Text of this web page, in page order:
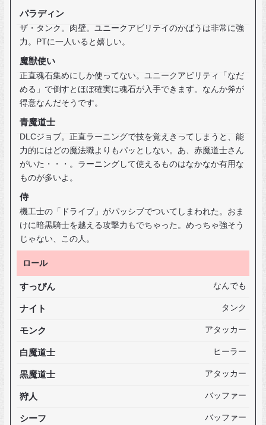
パラディン
ザ・タンク。肉壁。ユニークアビリテイのかばうは非常に強
力。PTに一人いると嬉しい。
魔獣使い
正直魂石集めにしか使ってない。ユニークアビリティ「なだ
める」で倒すとほぼ確実に魂石が入手できます。なんか斧が
得意なんだそうです。
青魔道士
DLCジョブ。正直ラーニングで技を覚えきってしまうと、能
力的にはどの魔法職よりもパッとしない。あ、赤魔道士さん
がいた・・・。ラーニングして使えるものはなかなか有用な
ものが多いよ。
侍
機工士の「ドライブ」がパッシブでついてしまわれた。おま
けに暗黒騎士を越える攻撃力もでちゃった。めっちゃ強そう
じゃない、この人。
ロール
すっぴん なんでも
ナイト タンク
モンク アタッカー
白魔道士 ヒーラー
黒魔道士 アタッカー
狩人 バッファー
シーフ バッファー